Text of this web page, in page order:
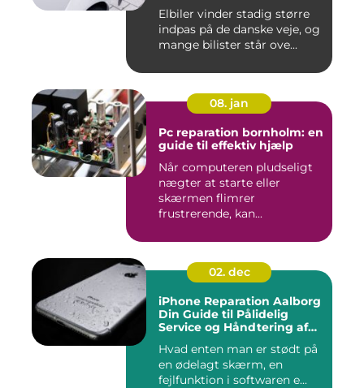
Elbiler vinder stadig større
indpas på de danske veje, og
mange bilister står ove...
08. jan
Pc reparation bornholm: en
guide til effektiv hjælp
Når computeren pludseligt
nægter at starte eller
skærmen flimrer
frustrerende, kan...
02. dec
iPhone Reparation Aalborg
Din Guide til Pålidelig
Service og Håndtering af
Hvad enten man er stødt på
en ødelagt skærm, en
fejlfunktion i softwaren e...